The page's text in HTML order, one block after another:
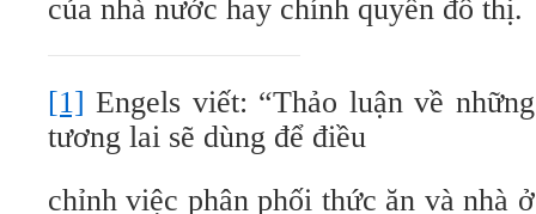
của nhà nước hay chính quyền đô thị.
[1] Engels viết: “Thảo luận về
tương lai sẽ dùng để điều
chỉnh việc phân phối thức ăn và nhà